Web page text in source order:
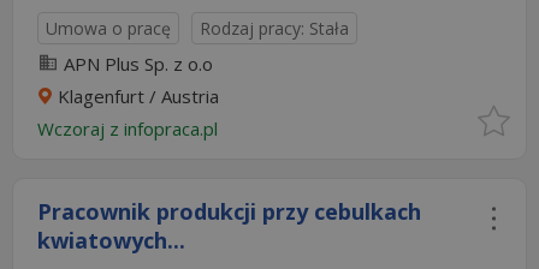
Umowa o pracę Rodzaj pracy: Stała
APN Plus Sp. z o.o
Klagenfurt / Austria
Wczoraj z infopraca.pl
Pracownik produkcji przy cebulkach
kwiatowych...